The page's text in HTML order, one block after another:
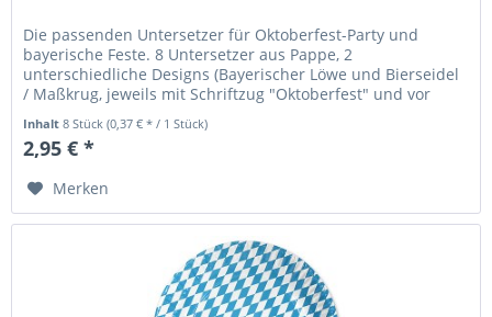
Die passenden Untersetzer für Oktoberfest-Party und
bayerische Feste. 8 Untersetzer aus Pappe, 2
unterschiedliche Designs (Bayerischer Löwe und Bierseidel
/ Maßkrug, jeweils mit Schriftzug "Oktoberfest" und vor
Inhalt8 Stück(0,37 € * / 1 Stück)
2,95 € *
Merken